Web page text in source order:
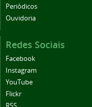
Periódicos
Ouvidoria
Redes Sociais
Facebook
Instagram
YouTube
Flickr